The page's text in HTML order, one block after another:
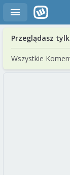
Przeglądasz
Wszystkie